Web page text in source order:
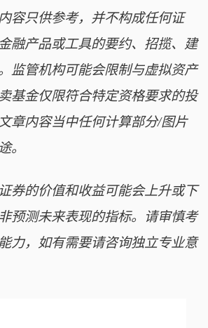
容只供参考，并不构成任何证
融产品或工具的要约、招揽、建
监管机构可能会限制与虚拟资产
基金仅限符合特定资格要求的投
章内容当中任何计算部分/图片
。
券的价值和收益可能会上升或下
预测未来表现的指标。请审慎考
力，如有需要请咨询独立专业意